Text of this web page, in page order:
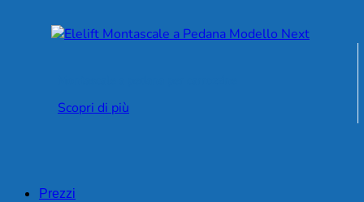
Scopri di più
Prezzi